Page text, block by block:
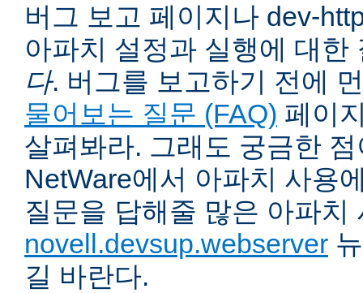
버그 보고 페이지나 dev-
아파치 설정과 실행에 대
다. 버그를 보고하기 전에
물어보는 질문 (FAQ) 페이
살펴봐라. 그래도 궁금한
NetWare에서 아파치 사용
질문을 답해줄 많은 아파치
novell.devsup.webserver
길 바란다.